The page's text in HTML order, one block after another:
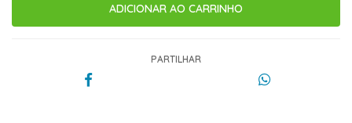
PARTILHAR